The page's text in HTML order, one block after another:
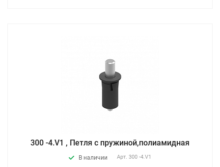
300 -4.V1 , Петля с пружиной,полиамидная
В наличии Арт. 300 -4.V1